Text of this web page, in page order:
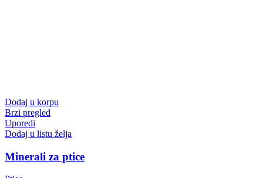
Dodaj u korpu
Brzi pregled
Uporedi
Dodaj u listu želja
Minerali za ptice